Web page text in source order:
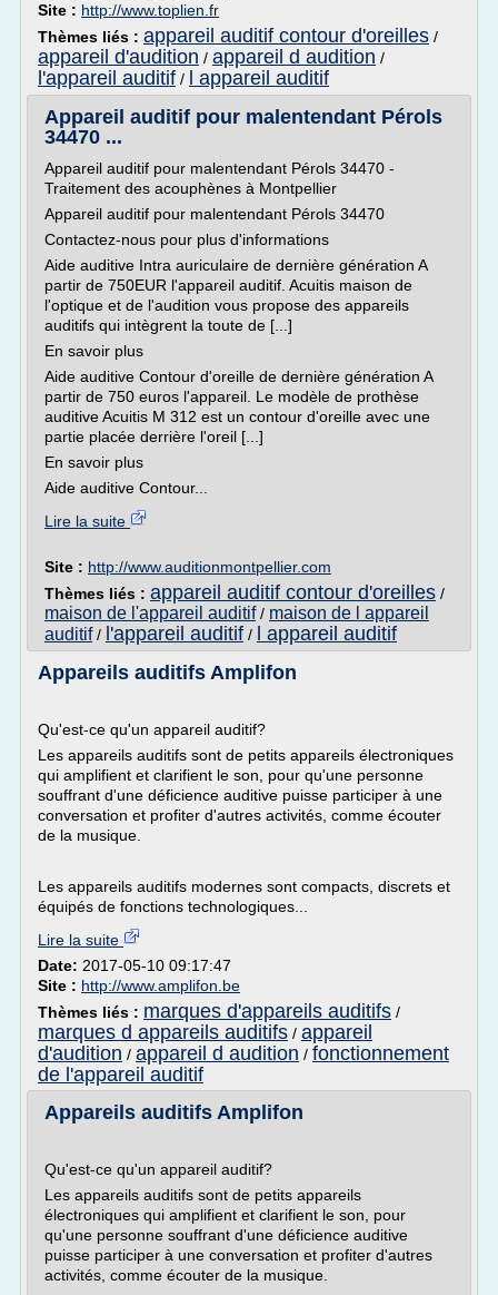
Site : http://www.toplien.fr
Thèmes liés : appareil auditif contour d'oreilles /
appareil d'audition / appareil d audition /
l'appareil auditif /
l appareil auditif
Appareil auditif pour malentendant Pérols
34470 ...
Appareil auditif pour malentendant Pérols 34470 -
Traitement des acouphènes à Montpellier
Appareil auditif pour malentendant Pérols 34470
Contactez-nous pour plus d'informations
Aide auditive Intra auriculaire de dernière génération A
partir de 750EUR l'appareil auditif. Acuitis maison de
l'optique et de l'audition vous propose des appareils
auditifs qui intègrent la toute de [...]
En savoir plus
Aide auditive Contour d'oreille de dernière génération A
partir de 750 euros l'appareil. Le modèle de prothèse
auditive Acuitis M 312 est un contour d'oreille avec une
partie placée derrière l'oreil [...]
En savoir plus
Aide auditive Contour...
Lire la suite
Site : http://www.auditionmontpellier.com
Thèmes liés : appareil auditif contour d'oreilles /
maison de l'appareil auditif/ maison de l appareil
auditif/ l'appareil auditif /
l appareil auditif
Appareils auditifs Amplifon
Qu'est-ce qu'un appareil auditif?
Les appareils auditifs sont de petits appareils électroniques
qui amplifient et clarifient le son, pour qu'une personne
souffrant d'une déficience auditive puisse participer à une
conversation et profiter d'autres activités, comme écouter
de la musique.
Les appareils auditifs modernes sont compacts, discrets et
équipés de fonctions technologiques...
Lire la suite
Date: 2017-05-10 09:17:47
Site : http://www.amplifon.be
Thèmes liés : marques d'appareils auditifs /
marques d appareils auditifs / appareil
d'audition / appareil d audition / fonctionnement
de l'appareil auditif
Appareils auditifs Amplifon
Qu'est-ce qu'un appareil auditif?
Les appareils auditifs sont de petits appareils
électroniques qui amplifient et clarifient le son, pour
qu'une personne souffrant d'une déficience auditive
puisse participer à une conversation et profiter d'autres
activités, comme écouter de la musique.